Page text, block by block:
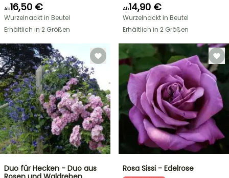
Ab16,50 €
Wurzelnackt in Beutel
Erhältlich in 2 Größen
Ab14,90 €
Wurzelnackt in Beutel
Erhältlich in 2 Größen
Duo für Hecken - Duo aus
Rosa Sissi - Edelrose